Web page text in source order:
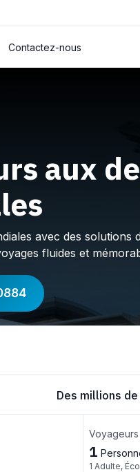
Contactez-nous
aux
avec des solutions
fluides et
Des millions
1
1 Adulte,